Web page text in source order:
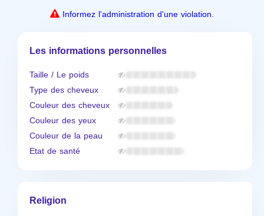
Informez l'administration d'une violation.
Les informations personnelles
Taille / Le poids
Type des cheveux
Couleur des cheveux
Couleur des yeux
Couleur de la peau
Etat de santé
Religion